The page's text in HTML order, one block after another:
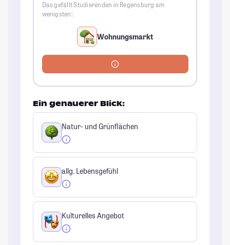
Das gefällt Studierenden in Regensburg am
wenigsten:
Wohnungsmarkt
Ein genauerer Blick:
Natur- und Grünflächen
allg. Lebensgefühl
Kulturelles Angebot